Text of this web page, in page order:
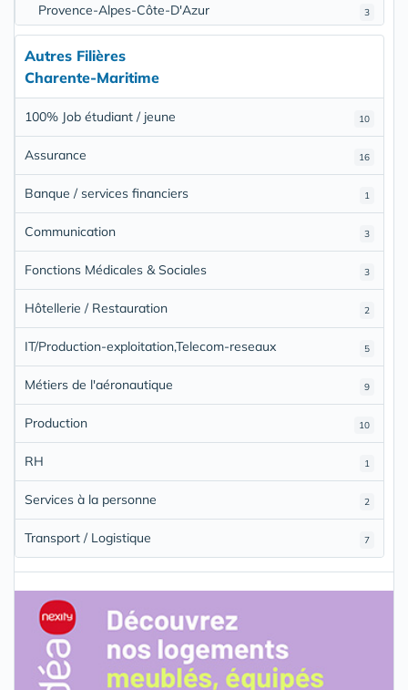
3
Provence-Alpes-Côte-D'Azur
Autres Filières
Charente-Maritime
10
100% Job étudiant / jeune
16
Assurance
1
Banque / services financiers
3
Communication
3
Fonctions Médicales & Sociales
2
Hôtellerie / Restauration
5
IT/Production-exploitation,Telecom-reseaux
9
Métiers de l'aéronautique
10
Production
1
RH
2
Services à la personne
7
Transport / Logistique